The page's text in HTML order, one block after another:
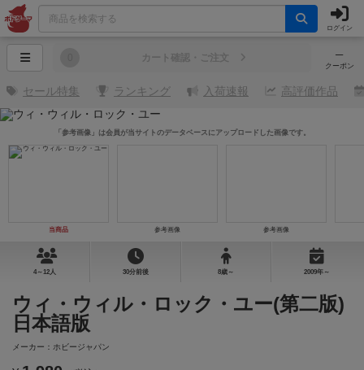
ログイン
─
クーポン
カート確認・ご注文
セール特集 ランキング 入荷速報 高評価作品
当商品 参考画像 参考画像
「参考画像」は会員が当サイトのデータベースにアップロードした画像です。
4～12人 30分前後 8歳～ 2009年～
ウィ・ウィル・ロック・ユー(第二版)
日本語版
メーカー：ホビージャパン